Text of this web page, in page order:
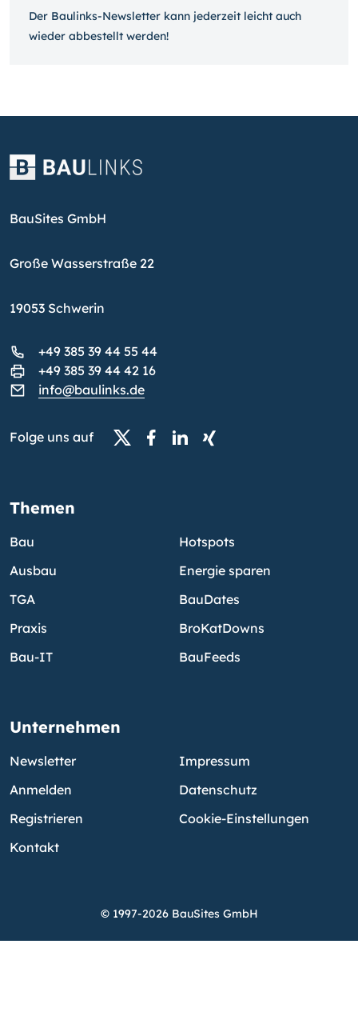
Der Baulinks-Newsletter kann jeder­zeit leicht auch
wieder ab­bestellt werden!
BauSites GmbH
Große Wasserstraße 22
19053 Schwerin
+49 385 39 44 55 44
+49 385 39 44 42 16
info@baulinks.de
Folge uns auf
Themen
Bau
Ausbau
TGA
Praxis
Bau-IT
Hotspots
Energie sparen
BauDates
BroKatDowns
BauFeeds
Unternehmen
Newsletter
Anmelden
Registrieren
Kontakt
Impressum
Datenschutz
Cookie-Einstellungen
© 1997-2026 BauSites GmbH